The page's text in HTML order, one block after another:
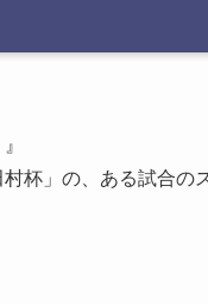
杯」の、ある試合